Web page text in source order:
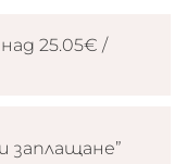
25.05€ /
заплащане”